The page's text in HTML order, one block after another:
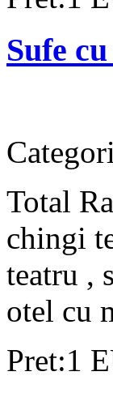
Sufe
Total
chingi
teatru ,
otel cu
Pret:1